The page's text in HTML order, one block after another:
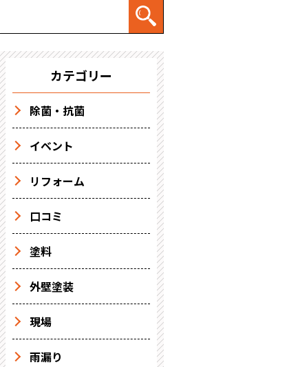
カテゴリー
除菌・抗菌
イベント
リフォーム
口コミ
塗料
外壁塗装
現場
雨漏り